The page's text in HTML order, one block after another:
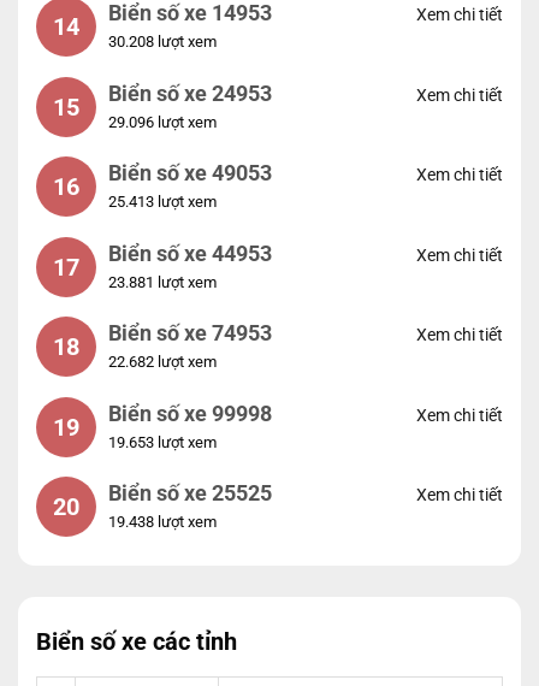
14 Biển số xe 14953
30.208 lượt xem
Xem chi tiết
15 Biển số xe 24953
29.096 lượt xem
Xem chi tiết
16 Biển số xe 49053
25.413 lượt xem
Xem chi tiết
17 Biển số xe 44953
23.881 lượt xem
Xem chi tiết
18 Biển số xe 74953
22.682 lượt xem
Xem chi tiết
19 Biển số xe 99998
19.653 lượt xem
Xem chi tiết
20 Biển số xe 25525
19.438 lượt xem
Xem chi tiết
Biển số xe các tỉnh